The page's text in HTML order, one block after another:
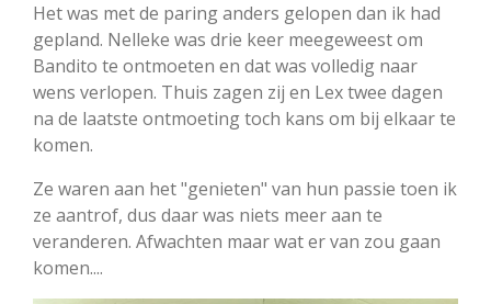
Het was met de paring anders gelopen dan ik had
gepland. Nelleke was drie keer meegeweest om
Bandito te ontmoeten en dat was volledig naar
wens verlopen. Thuis zagen zij en Lex twee dagen
na de laatste ontmoeting toch kans om bij elkaar te
komen.
Ze waren aan het "genieten" van hun passie toen ik
ze aantrof, dus daar was niets meer aan te
veranderen. Afwachten maar wat er van zou gaan
komen....